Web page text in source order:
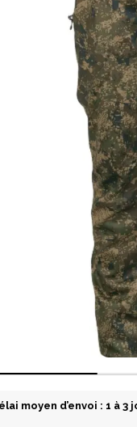
moyen d’envoi : 1 à 3